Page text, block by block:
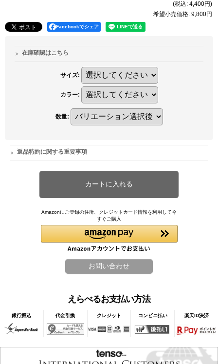
(税込: 4,400円)
希望小売価格: 9,800円
Facebookでシェア
在庫確認はこちら
サイズ:
カラー:
数量:
返品特約に関する重要事項
Amazonにご登録の住所、クレジットカード情報を利用して今
すぐご購入
えらべるお支払い方法
銀行振込 代金引換 クレジット コンビニ払い 楽天ID決済